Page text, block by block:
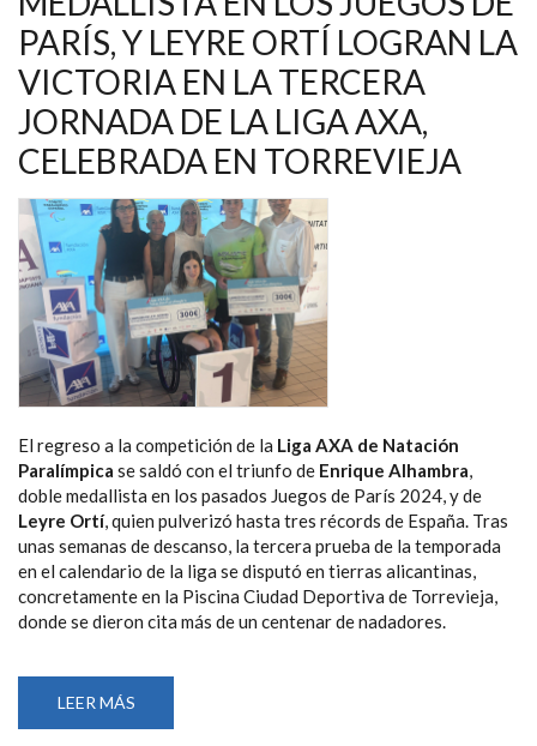
PARALÍMPICOS
Y
18
MEDALLAS
EN
PARÍS, Y LEYRE ORTÍ LOGRAN LA
VICTORIA EN LA TERCERA
JORNADA DE LA LIGA AXA,
CELEBRADA EN TORREVIEJA
El regreso a la competición de la Liga AXA de Natación
Paralímpica se saldó con el triunfo de Enrique Alhambra,
doble medallista en los pasados Juegos de París 2024, y de
Leyre Ortí, quien pulverizó hasta tres récords de España. Tras
unas semanas de descanso, la tercera prueba de la temporada
en el calendario de la liga se disputó en tierras alicantinas,
concretamente en la Piscina Ciudad Deportiva de Torrevieja,
donde se dieron cita más de un centenar de nadadores.
LEER MÁS
ALHAMBRA,